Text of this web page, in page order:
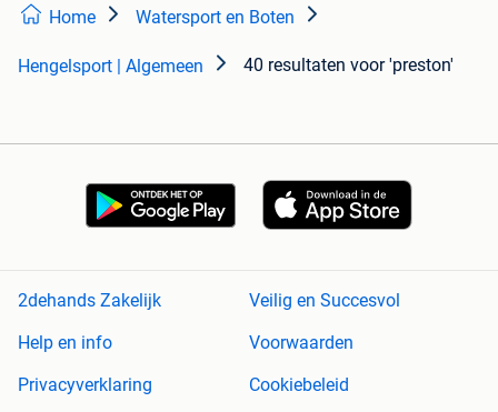
Home Watersport en Boten
Hengelsport | Algemeen 40 resultaten voor 'preston'
2dehands Zakelijk
Veilig en Succesvol
Help en info
Voorwaarden
Privacyverklaring
Cookiebeleid